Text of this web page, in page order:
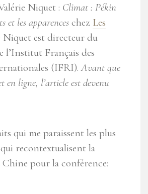
Niquet : Climat : Pékin
et les apparenceschez Les
Niquet est directeur du
l’Institut Français des
(IFRI). Avant que
en ligne, l’article est devenu
qui me paraissent les plus
recontextualisent la
pour la conférence: